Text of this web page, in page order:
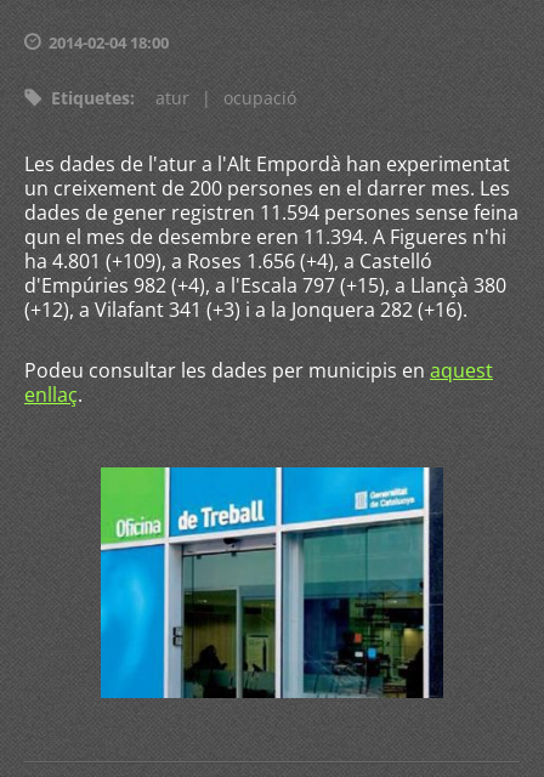
2014-02-04 18:00
Etiquetes: atur | ocupació
Les dades de l'atur a l'Alt Empordà han experimentat
un creixement de 200 persones en el darrer mes. Les
dades de gener registren 11.594 persones sense feina
qun el mes de desembre eren 11.394. A Figueres n'hi
ha 4.801 (+109), a Roses 1.656 (+4), a Castelló
d'Empúries 982 (+4), a l'Escala 797 (+15), a Llançà 380
(+12), a Vilafant 341 (+3) i a la Jonquera 282 (+16).
Podeu consultar les dades per municipis en aquest
enllaç.